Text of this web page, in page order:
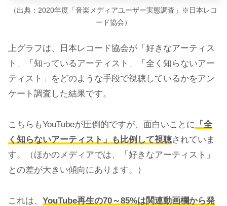
（出典：2020年度「音楽メディアユーザー実態調査」※日本レコ
ード協会）
上グラフは、日本レコード協会が「好きなアーティス
ト」「知っているアーティスト」「全く知らないアー
ティスト」をどのような手段で視聴しているかをアン
ケート調査した結果です。
こちらもYouTubeが圧倒的ですが、面白いことに 「全
く知らないアーティスト」も比例して視聴されていま
す。（ほかのメディアでは、「好きなアーティスト」
との差が大きい傾向にあります。）
これは、 YouTube再生の70～85%は関連動画欄から発